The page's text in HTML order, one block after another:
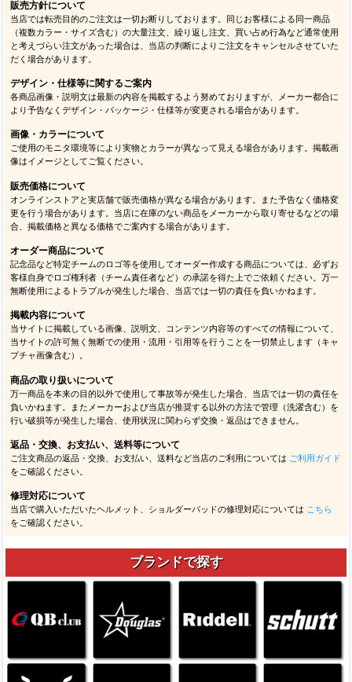
販売方針について
当店では転売目的のご注文は一切お断りしております。同じお客様による同一商品
（複数カラー・サイズ含む）の大量注文、繰り返し注文、買い占め行為など通常使用
と考えづらい注文があった場合は、当店の判断によりご注文をキャンセルさせていた
だく場合があります。
デザイン・仕様等に関するご案内
各商品画像・説明文は最新の内容を掲載するよう努めておりますが、メーカー都合に
より予告なくデザイン・パッケージ・仕様等が変更される場合があります。
画像・カラーについて
ご使用のモニタ環境等により実物とカラーが異なって見える場合があります。掲載画
像はイメージとしてご覧ください。
販売価格について
オンラインストアと実店舗で販売価格が異なる場合があります。また予告なく価格変
更を行う場合があります。当店に在庫のない商品をメーカーから取り寄せるなどの場
合、掲載価格と異なる価格でご案内する場合があります。
オーダー商品について
記念品など特定チームのロゴ等を使用してオーダー作成する商品については、必ずお
客様自身でロゴ権利者（チーム責任者など）の承諾を得た上でご依頼ください。万一
無断使用によるトラブルが発生した場合、当店では一切の責任を負いかねます。
掲載内容について
当サイトに掲載している画像、説明文、コンテンツ内容等のすべての情報について、
当サイトの許可無く無断での使用・流用・引用等を行うことを一切禁止します（キャ
プチャ画像含む）。
商品の取り扱いについて
万一商品を本来の目的以外で使用して事故等が発生した場合、当店では一切の責任を
負いかねます。またメーカーおよび当店が推奨する以外の方法で管理（洗濯含む）を
行い破損等が発生した場合、使用状況に関わらず交換・返品はできません。
返品・交換、お支払い、送料等について
ご注文商品の返品・交換、お支払い、送料など当店のご利用については ご利用ガイド
をご確認ください。
修理対応について
当店で購入いただいたヘルメット、ショルダーパッドの修理対応については こちら
をご確認ください。
ブランドで探す